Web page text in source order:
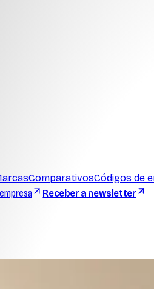
ComparativosCódigos de
Receber a newsletter